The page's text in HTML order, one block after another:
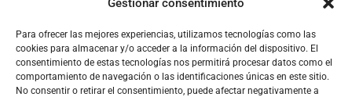
Gestionar consentimiento
Para ofrecer las mejores experiencias, utilizamos tecnologías como las
cookies para almacenar y/o acceder a la información del dispositivo. El
consentimiento de estas tecnologías nos permitirá procesar datos como el
comportamiento de navegación o las identificaciones únicas en este sitio.
No consentir o retirar el consentimiento, puede afectar negativamente a
o
k
p
Calle Cantir, 12 – Nave 7
Polígono Industrial Magarola
08292 Esparreguera – Barcelona
+34 934 397 038
info@maquinariainternacional.com